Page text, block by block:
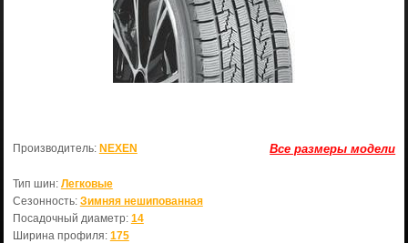
Все размеры модели
Производитель: NEXEN
Тип шин: Легковые
Сезонность: Зимняя нешипованная
Посадочный диаметр: 14
Ширина профиля: 175